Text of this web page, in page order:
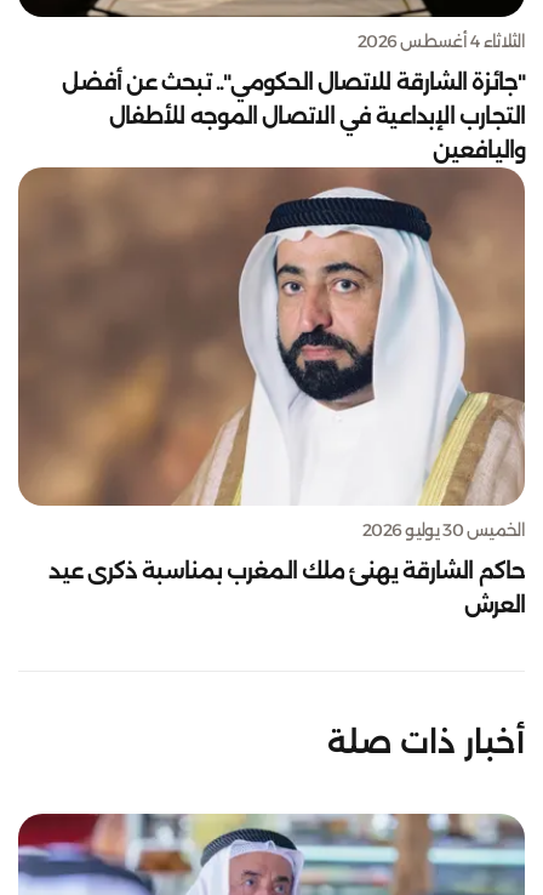
الثلاثاء 4 أغسطس 2026
"جائزة الشارقة للاتصال الحكومي".. تبحث عن أفضل
التجارب الإبداعية في الاتصال الموجه للأطفال
واليافعين
الخميس 30 يوليو 2026
حاكم الشارقة يهنئ ملك المغرب بمناسبة ذكرى عيد
العرش
أخبار ذات صلة